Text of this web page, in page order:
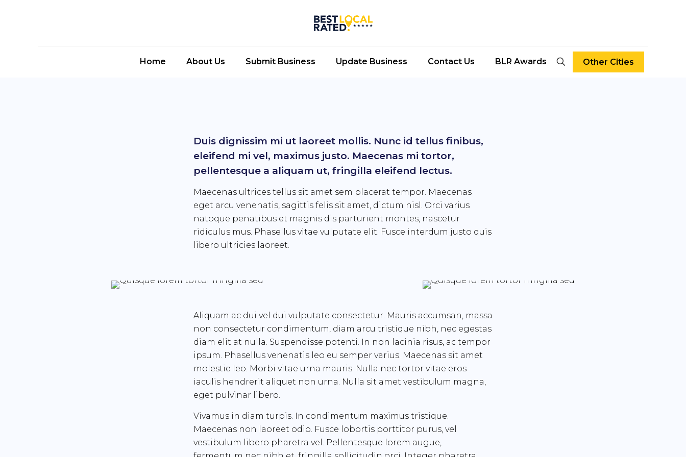
Home About Us Submit Business Update Business Contact Us BLR Awards Other Cities
Duis dignissim mi ut laoreet mollis. Nunc id tellus finibus,
eleifend mi vel, maximus justo. Maecenas mi tortor,
pellentesque a aliquam ut, fringilla eleifend lectus.
Maecenas ultrices tellus sit amet sem placerat tempor. Maecenas
eget arcu venenatis, sagittis felis sit amet, dictum nisl. Orci varius
natoque penatibus et magnis dis parturient montes, nascetur
ridiculus mus. Phasellus vitae vulputate elit. Fusce interdum justo quis
libero ultricies laoreet.
Aliquam ac dui vel dui vulputate consectetur. Mauris accumsan, massa
non consectetur condimentum, diam arcu tristique nibh, nec egestas
diam elit at nulla. Suspendisse potenti. In non lacinia risus, ac tempor
ipsum. Phasellus venenatis leo eu semper varius. Maecenas sit amet
molestie leo. Morbi vitae urna mauris. Nulla nec tortor vitae eros
iaculis hendrerit aliquet non urna. Nulla sit amet vestibulum magna,
eget pulvinar libero.
Vivamus in diam turpis. In condimentum maximus tristique.
Maecenas non laoreet odio. Fusce lobortis porttitor purus, vel
vestibulum libero pharetra vel. Pellentesque lorem augue,